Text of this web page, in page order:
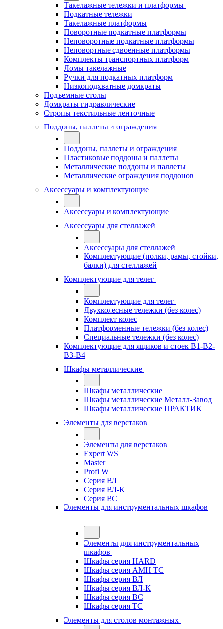
Такелажные тележки и платформы
Подкатные тележки
Такелажные платформы
Поворотные подкатные платформы
Неповоротные подкатные платформы
Неповортные сдвоенные платформы
Комплекты транспортных платформ
Ломы такелажные
Ручки для подкатных платформ
Низкоподхватные домкраты
Подъемные столы
Домкраты гидравлические
Стропы текстильные ленточные
Поддоны, паллеты и ограждения
Поддоны, паллеты и ограждения
Пластиковые поддоны и паллеты
Металлические поддоны и паллеты
Металлические ограждения поддонов
Аксессуары и комплектующие
Аксессуары и комплектующие
Аксессуары для стеллажей
Аксессуары для стеллажей
Комплектующие (полки, рамы, стойки,
балки) для стеллажей
Комплектующие для телег
Комплектующие для телег
Двухколесные тележки (без колес)
Комплект колес
Платформенные тележки (без колес)
Специальные тележки (без колес)
Комплектующие для ящиков и стоек В1-В2-
В3-В4
Шкафы металлические
Шкафы металлические
Шкафы металлические Металл-Завод
Шкафы металлические ПРАКТИК
Элементы для верстаков
Элементы для верстаков
Expert WS
Master
Profi W
Серия ВЛ
Серия ВЛ-К
Серия ВС
Элементы для инструментальных шкафов
Элементы для инструментальных
шкафов
Шкафы серия HARD
Шкафы серия АМН ТС
Шкафы серия ВЛ
Шкафы серия ВЛ-К
Шкафы серия ВС
Шкафы серия ТС
Элементы для столов монтажных